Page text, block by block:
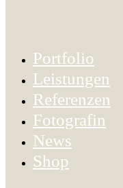
Portfolio
Leistungen
Referenzen
Fotografin
News
Shop